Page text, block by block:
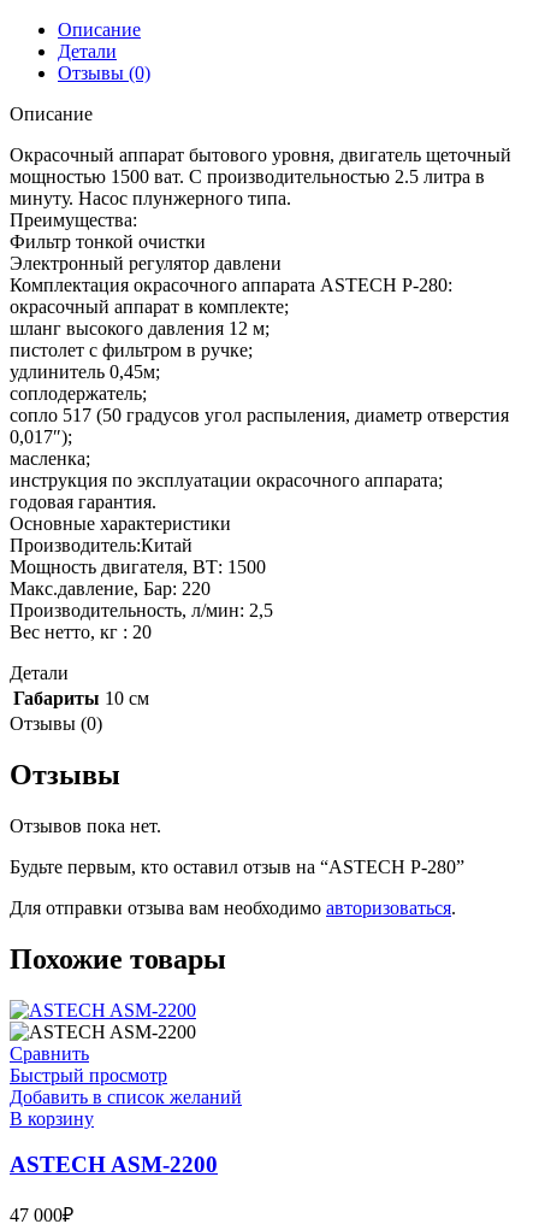
Описание
Детали
Отзывы (0)
Описание
Окрасочный аппарат бытового уровня, двигатель щеточный
мощностью 1500 ват. С производительностью 2.5 литра в
минуту. Насос плунжерного типа.
Преимущества:
Фильтр тонкой очистки
Электронный регулятор давлени
Комплектация окрасочного аппарата ASTECH P-280:
окрасочный аппарат в комплекте;
шланг высокого давления 12 м;
пистолет с фильтром в ручке;
удлинитель 0,45м;
соплодержатель;
сопло 517 (50 градусов угол распыления, диаметр отверстия
0,017″);
масленка;
инструкция по эксплуатации окрасочного аппарата;
годовая гарантия.
Основные характеристики
Производитель:Китай
Мощность двигателя, ВТ: 1500
Макс.давление, Бар: 220
Производительность, л/мин: 2,5
Вес нетто, кг : 20
Детали
Габариты 10 см
Отзывы (0)
Отзывы
Отзывов пока нет.
Будьте первым, кто оставил отзыв на “ASTECH P-280”
Для отправки отзыва вам необходимо авторизоваться.
Похожие товары
Сравнить
Быстрый просмотр
Добавить в список желаний
В корзину
ASTECH ASM-2200
47 000₽